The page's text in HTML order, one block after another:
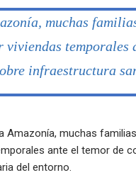
muchas
temporales
infraestructura
Amazonía, muchas
ante el temor de
del entorno.